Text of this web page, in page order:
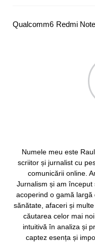
Qualcomm6 Redmi
Numele meu este
scriitor și jurnalist cu
comunicării online.
Jurnalism și am început
acoperind o gamă largă
sănătate, afaceri și
căutarea celor mai
intuitivă în analiza și
captez esența și